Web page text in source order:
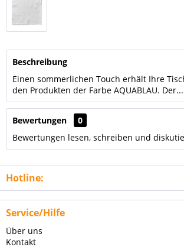
Beschreibung
Einen sommerlichen Touch erhält Ihre
den Produkten der Farbe AQUABLAU. Der...
Bewertungen
0
Bewertungen lesen, schreiben und
Hotline:
Service/Hilfe
Über uns
Kontakt